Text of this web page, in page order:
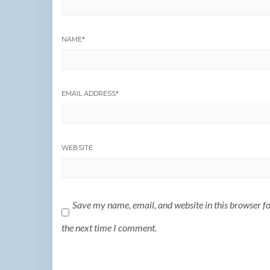
NAME*
EMAIL ADDRESS*
WEBSITE
Save my name, email, and website in this browser
the next time I comment.